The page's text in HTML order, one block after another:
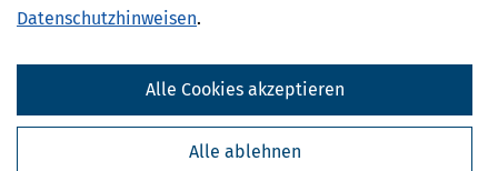
Datenschutzhinweisen.
Alle ablehnen
Alle Cookies akzeptieren
Anwesenheitsprämien